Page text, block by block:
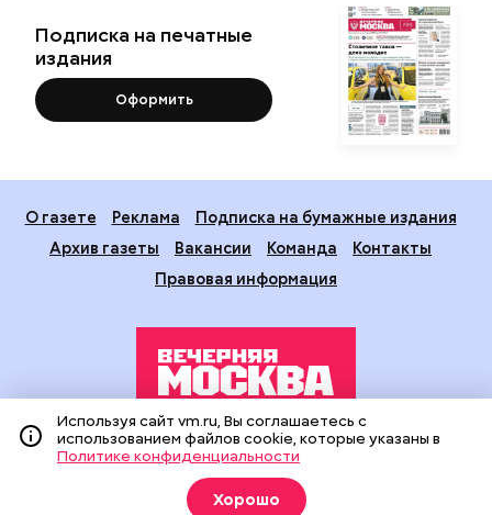
Подписка на печатные
издания
Оформить
О газете Реклама
Подписка на бумажные издания
Архив газеты
Вакансии Команда
Контакты
Правовая информация
Издание создано при финансовой поддержке Департамента
средств массовой информации и рекламы города Москвы.
На сайте применяются рекомендательные технологии
(информационные технологии предоставления информации
Используя сайт vm.ru, Вы соглашаетесь с
использованием файлов cookie, которые указаны в
Политике конфиденциальности
Хорошо